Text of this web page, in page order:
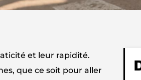
et leur rapidité.
que ce soit pour aller